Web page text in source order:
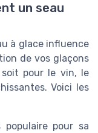
un seau
à glace influence
de vos glaçons
soit pour le vin, le
Voici les
populaire pour sa